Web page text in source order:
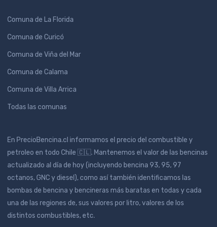
Comuna de La Florida
Comuna de Curicó
Comuna de Viña del Mar
Comuna de Calama
Comuna de Villa Arrica
Todas las comunas
En PrecioBencina.cl informamos el precio del combustible y
petroleo en todo Chile 🇨🇱. Mantenemos el valor de las bencinas
actualizado al día de hoy (incluyendo bencina 93, 95, 97
octanos, GNC y diesel), como así también identificamos las
bombas de bencina y bencineras más baratas en todas y cada
una de las regiones de, sus valores por litro, valores de los
distintos combustibles, etc.